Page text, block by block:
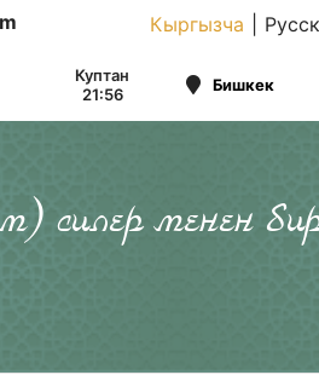
Кыргызча
Куптан
21:56
силер менен